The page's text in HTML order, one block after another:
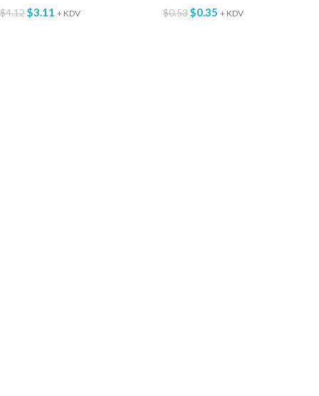
$4.12$3.11 + KDV $0.53$0.35 + KDV